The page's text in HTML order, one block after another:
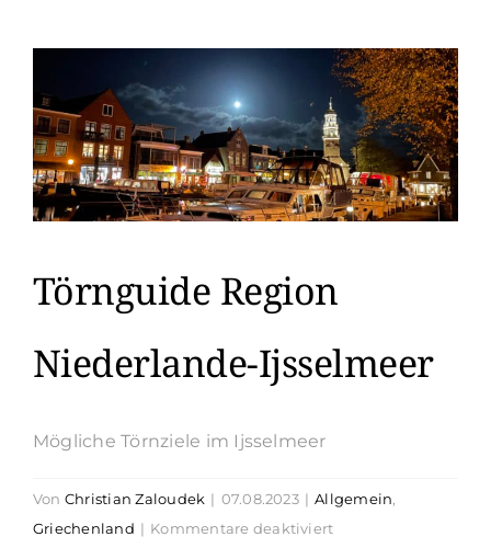
Törnguide Region
Niederlande-Ijsselmeer
Mögliche Törnziele im Ijsselmeer
Von Christian Zaloudek | 07.08.2023 | Allgemein,
Griechenland | Kommentare deaktiviertfür